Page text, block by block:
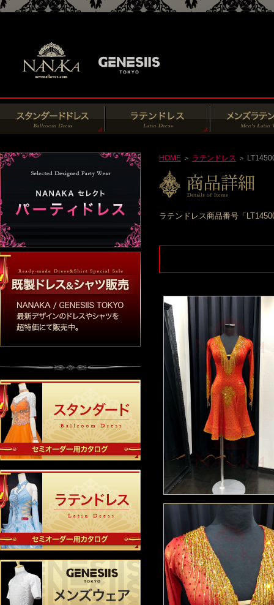
HOME ＞ ラテンドレス ＞
ラテンドレス商品番号「